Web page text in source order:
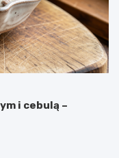
i cebulą –